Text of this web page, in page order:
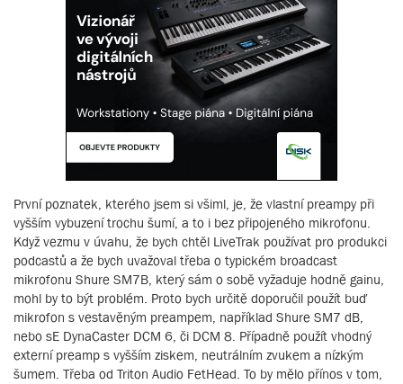
První poznatek, kterého jsem si všiml, je, že vlastní preampy při
vyšším vybuzení trochu šumí, a to i bez připojeného mikrofonu.
Když vezmu v úvahu, že bych chtěl LiveTrak používat pro produkci
podcastů a že bych uvažoval třeba o typickém broadcast
mikrofonu Shure SM7B, který sám o sobě vyžaduje hodně gainu,
mohl by to být problém. Proto bych určitě doporučil použít buď
mikrofon s vestavěným preampem, například Shure SM7 dB,
nebo sE DynaCaster DCM 6, či DCM 8. Případně použít vhodný
externí preamp s vyšším ziskem, neutrálním zvukem a nízkým
šumem. Třeba od Triton Audio FetHead. To by mělo přínos v tom,